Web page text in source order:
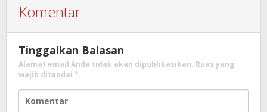
Komentar
Tinggalkan Balasan
Alamat email Anda tidak akan dipublikasikan. Ruas yang
wajib ditandai *